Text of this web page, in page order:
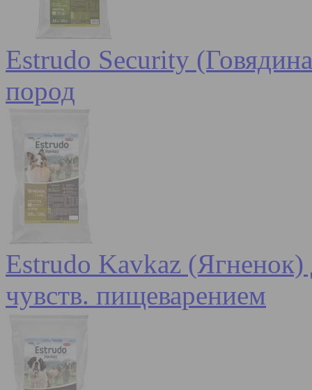
Estrudo Security
пород
Estrudo Kavkaz (Ягненок)
чувств. пищеварением